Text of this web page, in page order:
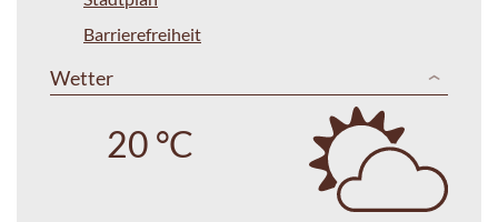
Barrierefreiheit
Wetter
20 °C